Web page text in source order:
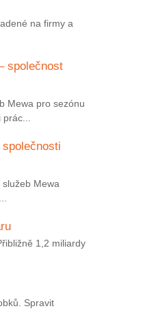
na firmy a
společnost
Mewa pro sezónu
Mewa
1,2 miliardy
Spravit